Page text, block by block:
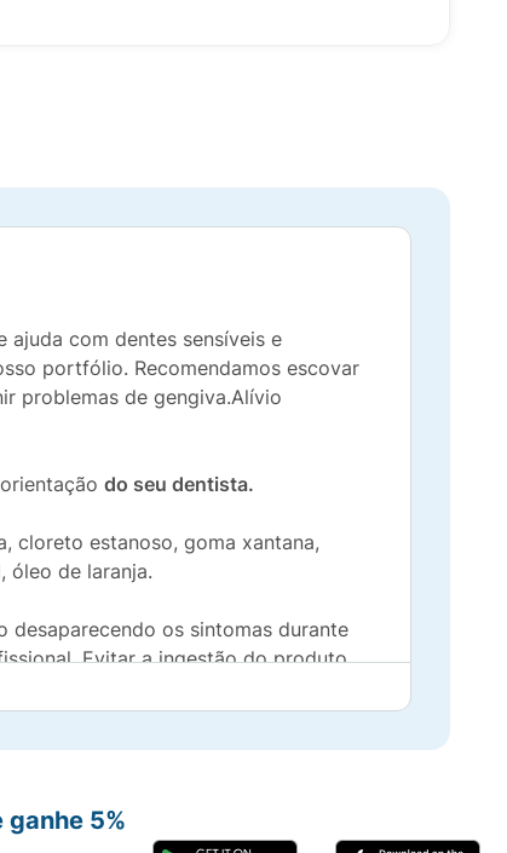
ajuda com dentes sensíveis e
portfólio. Recomendamos escovar
problemas de gengiva.Alívio
do seu dentista.
cloreto estanoso, goma xantana,
óleo de laranja.
desaparecendo os sintomas durante
Evitar a ingestão do produto.
seu dentista. Mantenha fora do
ganhe 5%